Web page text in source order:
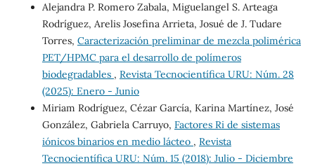
Alejandra P. Romero Zabala, Miguelangel S. Arteaga
Rodríguez, Arelis Josefina Arrieta, Josué de J. Tudare
Torres, Caracterización preliminar de mezcla polimérica
PET/HPMC para el desarrollo de polímeros
biodegradables , Revista Tecnocientífica URU: Núm. 28
(2025): Enero - Junio
Miriam Rodríguez, Cézar García, Karina Martínez, José
González, Gabriela Carruyo, Factores Ri de sistemas
iónicos binarios en medio lácteo , Revista
Tecnocientífica URU: Núm. 15 (2018): Julio - Diciembre